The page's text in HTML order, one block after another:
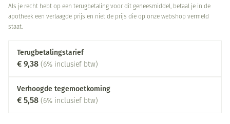
Als je recht hebt op een terugbetaling voor dit geneesmiddel, betaal je in de
apotheek een verlaagde prijs en niet de prijs die op onze webshop vermeld
staat.
Terugbetalingstarief
€ 9,38 (6% inclusief btw)
Verhoogde tegemoetkoming
€ 5,58 (6% inclusief btw)